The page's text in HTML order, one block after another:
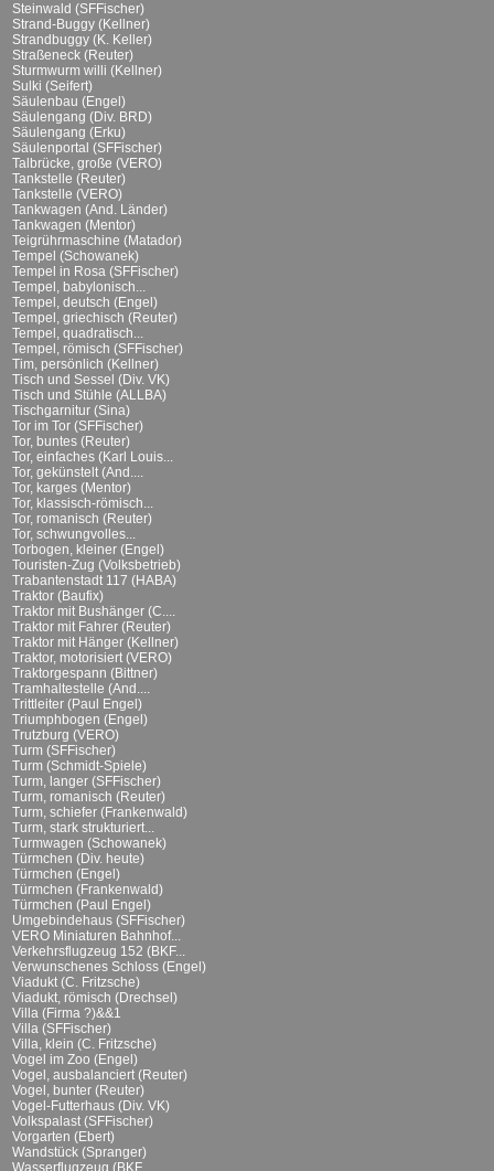
Steinwald (SFFischer)
Strand-Buggy (Kellner)
Strandbuggy (K. Keller)
Straßeneck (Reuter)
Sturmwurm willi (Kellner)
Sulki (Seifert)
Säulenbau (Engel)
Säulengang (Div. BRD)
Säulengang (Erku)
Säulenportal (SFFischer)
Talbrücke, große (VERO)
Tankstelle (Reuter)
Tankstelle (VERO)
Tankwagen (And. Länder)
Tankwagen (Mentor)
Teigrührmaschine (Matador)
Tempel (Schowanek)
Tempel in Rosa (SFFischer)
Tempel, babylonisch...
Tempel, deutsch (Engel)
Tempel, griechisch (Reuter)
Tempel, quadratisch...
Tempel, römisch (SFFischer)
Tim, persönlich (Kellner)
Tisch und Sessel (Div. VK)
Tisch und Stühle (ALLBA)
Tischgarnitur (Sina)
Tor im Tor (SFFischer)
Tor, buntes (Reuter)
Tor, einfaches (Karl Louis...
Tor, gekünstelt (And....
Tor, karges (Mentor)
Tor, klassisch-römisch...
Tor, romanisch (Reuter)
Tor, schwungvolles...
Torbogen, kleiner (Engel)
Touristen-Zug (Volksbetrieb)
Trabantenstadt 117 (HABA)
Traktor (Baufix)
Traktor mit Bushänger (C....
Traktor mit Fahrer (Reuter)
Traktor mit Hänger (Kellner)
Traktor, motorisiert (VERO)
Traktorgespann (Bittner)
Tramhaltestelle (And....
Trittleiter (Paul Engel)
Triumphbogen (Engel)
Trutzburg (VERO)
Turm (SFFischer)
Turm (Schmidt-Spiele)
Turm, langer (SFFischer)
Turm, romanisch (Reuter)
Turm, schiefer (Frankenwald)
Turm, stark strukturiert...
Turmwagen (Schowanek)
Türmchen (Div. heute)
Türmchen (Engel)
Türmchen (Frankenwald)
Türmchen (Paul Engel)
Umgebindehaus (SFFischer)
VERO Miniaturen Bahnhof...
Verkehrsflugzeug 152 (BKF...
Verwunschenes Schloss (Engel)
Viadukt (C. Fritzsche)
Viadukt, römisch (Drechsel)
Villa (Firma ?)&&1
Villa (SFFischer)
Villa, klein (C. Fritzsche)
Vogel im Zoo (Engel)
Vogel, ausbalanciert (Reuter)
Vogel, bunter (Reuter)
Vogel-Futterhaus (Div. VK)
Volkspalast (SFFischer)
Vorgarten (Ebert)
Wandstück (Spranger)
Wasserflugzeug (BKF